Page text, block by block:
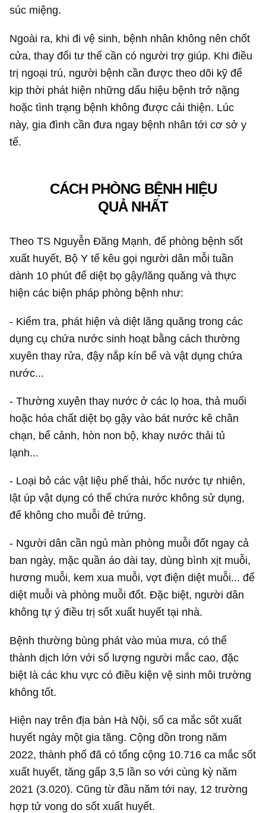
súc miệng.
Ngoài ra, khi đi vệ sinh, bệnh nhân không nên chốt
cửa, thay đổi tư thế cần có người trợ giúp. Khi điều
trị ngoại trú, người bệnh cần được theo dõi kỹ để
kịp thời phát hiện những dấu hiệu bệnh trở nặng
hoặc tình trạng bệnh không được cải thiện. Lúc
này, gia đình cần đưa ngay bệnh nhân tới cơ sở y
tế.
CÁCH PHÒNG BỆNH HIỆU
QUẢ NHẤT
Theo TS Nguyễn Đăng Mạnh, để phòng bệnh sốt
xuất huyết, Bộ Y tế kêu gọi người dân mỗi tuần
dành 10 phút để diệt bọ gậy/lăng quăng và thực
hiện các biện pháp phòng bệnh như:
- Kiểm tra, phát hiện và diệt lăng quăng trong các
dụng cụ chứa nước sinh hoạt bằng cách thường
xuyên thay rửa, đậy nắp kín bể và vật dụng chứa
nước...
- Thường xuyên thay nước ở các lọ hoa, thả muối
hoặc hóa chất diệt bọ gậy vào bát nước kê chân
chạn, bể cảnh, hòn non bộ, khay nước thải tủ
lạnh...
- Loại bỏ các vật liệu phế thải, hốc nước tự nhiên,
lật úp vật dụng có thể chứa nước không sử dụng,
để không cho muỗi đẻ trứng.
- Người dân cần ngủ màn phòng muỗi đốt ngay cả
ban ngày, mặc quần áo dài tay, dùng bình xịt muỗi,
hương muỗi, kem xua muỗi, vợt điện diệt muỗi... để
diệt muỗi và phòng muỗi đốt. Đặc biệt, người dân
không tự ý điều trị sốt xuất huyết tại nhà.
Bệnh thường bùng phát vào mùa mưa, có thể
thành dịch lớn với số lượng người mắc cao, đặc
biệt là các khu vực có điều kiện vệ sinh môi trường
không tốt.
Hiện nay trên địa bàn Hà Nội, số ca mắc sốt xuất
huyết ngày một gia tăng. Cộng dồn trong năm
2022, thành phố đã có tổng cộng 10.716 ca mắc sốt
xuất huyết, tăng gấp 3,5 lần so với cùng kỳ năm
2021 (3.020). Cũng từ đầu năm tới nay, 12 trường
hợp tử vong do sốt xuất huyết.